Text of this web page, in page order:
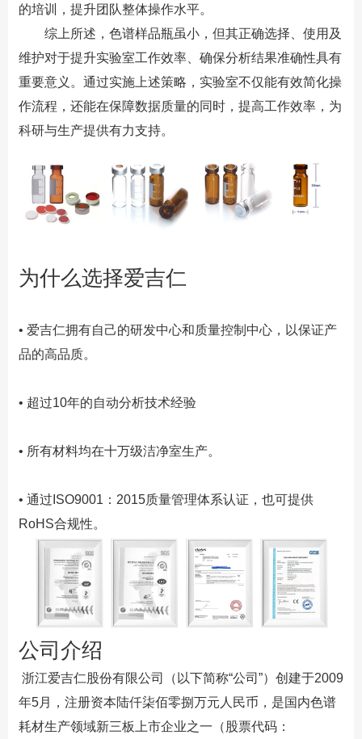
的培训，提升团队整体操作水平。
综上所述，色谱样品瓶虽小，但其正确选择、使用及
维护对于提升实验室工作效率、确保分析结果准确性具有
重要意义。通过实施上述策略，实验室不仅能有效简化操
作流程，还能在保障数据质量的同时，提高工作效率，为
科研与生产提供有力支持。
为什么选择爱吉仁
• 爱吉仁拥有自己的研发中心和质量控制中心，以保证产
品的高品质。
• 超过10年的自动分析技术经验
• 所有材料均在十万级洁净室生产。
• 通过ISO9001：2015质量管理体系认证，也可提供
RoHS合规性。
公司介绍
浙江爱吉仁股份有限公司（以下简称“公司”）创建于2009
年5月，注册资本陆仟柒佰零捌万元人民币，是国内色谱
耗材生产领域新三板上市企业之一（股票代码：